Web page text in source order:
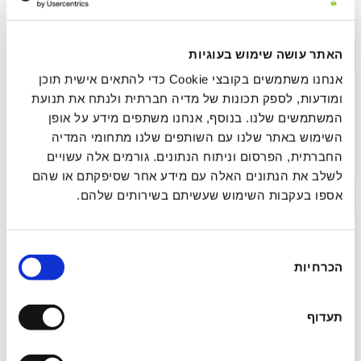
האתר עושה שימוש בעוגיות
אנחנו משתמשים בקובצי Cookie כדי להתאים אישית תוכן
ומודעות, לספק תכונות של מדיה חברתית ולנתח את תנועת
המשתמשים שלנו. בנוסף, אנחנו משתפים מידע על אופן
השימוש באתר שלנו עם השותפים שלנו מתחומי המדיה
החברתית, הפרסום וניתוח הנתונים. גורמים אלה עשויים
לשלב את הנתונים האלה עם מידע אחר שסיפקתם או שהם
אספו בעקבות השימוש שעשיתם בשירותים שלהם.
הסכמה
הכרחיות
תעדוף
נוירו־אינטגרטיבית
תקציר >
עיבוד ושחרור רגשי מהיר (FEEL): מסגרת סומטית
להשלמת מעגל הסטרס בפחד הקשור לטראומה
תקציר >
ההשפעה המיטיבה של חוויות פסיכדליות אקוטיות
על רגש ומיינדפולנס בחיי היומיום בשלב